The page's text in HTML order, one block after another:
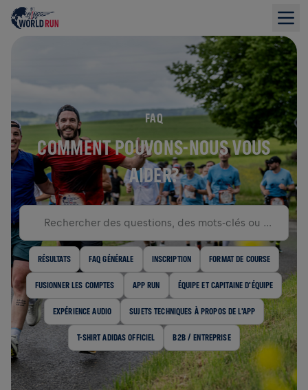
FAQ
COMMENT POUVONS-NOUS VOUS
AIDER?
RÉSULTATS FAQ GÉNÉRALE INSCRIPTION FORMAT DE COURSE
FUSIONNER LES COMPTES APP RUN ÉQUIPE ET CAPITAINE D'ÉQUIPE
EXPÉRIENCE AUDIO SUJETS TECHNIQUES À PROPOS DE L'APP
T-SHIRT ADIDAS OFFICIEL B2B / ENTREPRISE